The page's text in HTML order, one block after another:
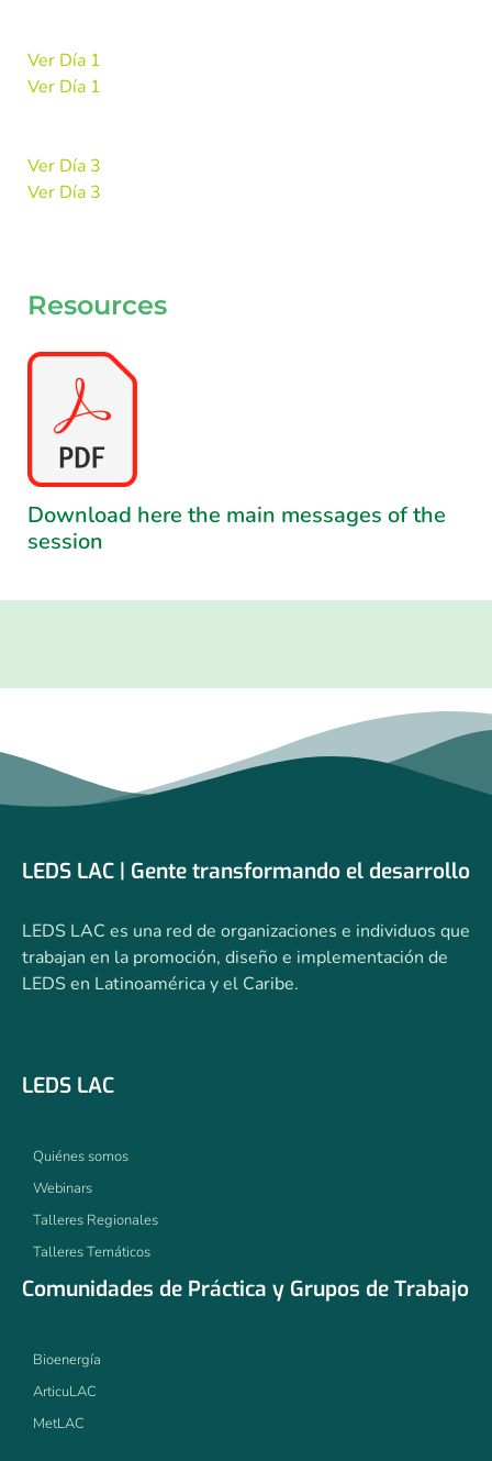
Ver Día 1
Ver Día 1
Ver Día 3
Ver Día 3
Resources
Download here the main messages of the
session
LEDS LAC | Gente transformando el desarrollo
LEDS LAC es una red de organizaciones e individuos que
trabajan en la promoción, diseño e implementación de
LEDS en Latinoamérica y el Caribe.
LEDS LAC
Quiénes somos
Webinars
Talleres Regionales
Talleres Temáticos
Comunidades de Práctica y Grupos de Trabajo
Bioenergía
ArticuLAC
MetLAC